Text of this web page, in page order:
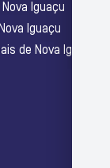
Iguaçu
Iguaçu
de Nova Iguaçu